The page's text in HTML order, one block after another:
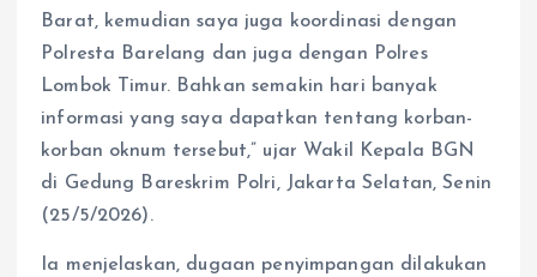
Barat, kemudian saya juga koordinasi dengan
Polresta Barelang dan juga dengan Polres
Lombok Timur. Bahkan semakin hari banyak
informasi yang saya dapatkan tentang korban-
korban oknum tersebut,” ujar Wakil Kepala BGN
di Gedung Bareskrim Polri, Jakarta Selatan, Senin
(25/5/2026).
Ia menjelaskan, dugaan penyimpangan dilakukan